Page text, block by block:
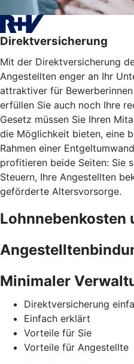
Direktversicherung
Mit der Direktversicherung
Angestellten enger an Ihr
attraktiver für
erfüllen Sie auch noch Ihre
Gesetz müssen Sie Ihren
die Möglichkeit bieten, eine
Rahmen einer
profitieren beide Seiten: Sie
Steuern, Ihre Angestellten
geförderte Altersvorsorge.
Lohnnebenkosten
Minimaler
Direktversicherung
Einfach erklärt
Vorteile für Sie
Vorteile für Angestellte